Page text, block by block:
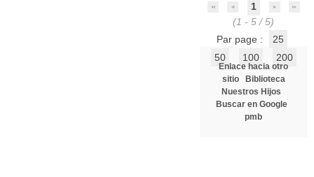
1
(1 - 5 / 5)
Par page :
25
50
100 200
Enlace hacia otro
sitio
Biblioteca
Nuestros Hijos
Buscar en Google
pmb